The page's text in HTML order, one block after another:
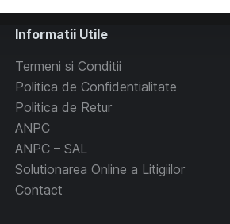
Informatii Utile
Termeni si Conditii
Politica de Confidentialitate
Politica de Retur
ANPC
ANPC – SAL
Solutionarea Online a Litigiilor
Contact